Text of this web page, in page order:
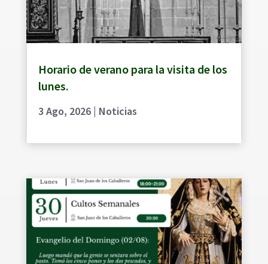
Horario de verano para la visita de los
lunes.
3 Ago, 2026| Noticias